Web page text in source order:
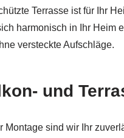
Terrasse ist für Ihr
harmonisch in Ihr Heim
versteckte Aufschläge.
und
sind wir Ihr